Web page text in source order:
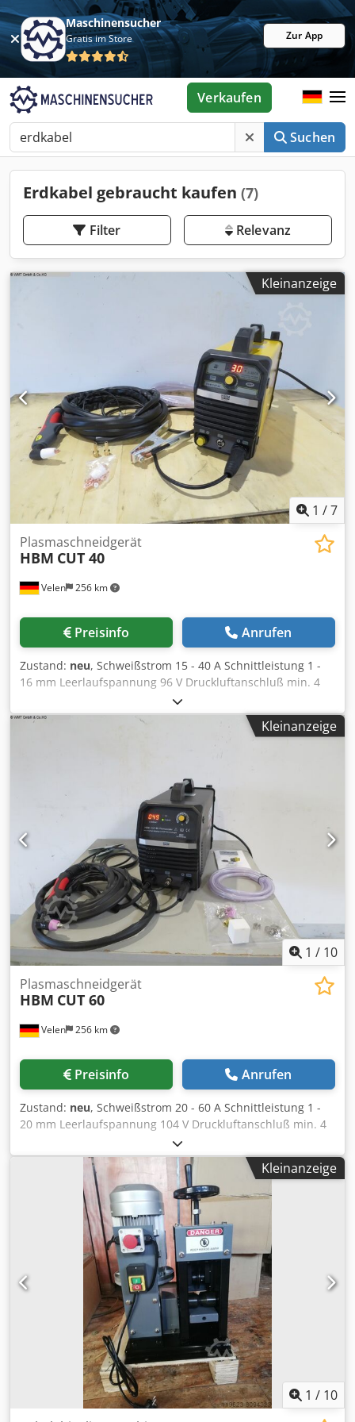
Maschinensucher
Gratis im Store Zur App
Suchen
Verkaufen
Erdkabel gebraucht kaufen (7)
Filter Relevanz
Kleinanzeige
1 /7
Velen 256 km
Plasmaschneidgerät
HBM CUT 40
Preisinfo Anrufen
Zustand: neu, Schweißstrom 15 - 40 A Schnittleistung 1 -
16 mm Leerlaufspannung 96 V Druckluftanschluß min. 4
bar Anschlußleistung 3,6 kW Anschlußspannung 230 V
Dcjdsupxfhspfx Ahhjk Gewicht 9,0 kg Abmessungen LxBxH
371 x 153 x 232 mm Digitalanzeige. Überspannungschutz.
Kleinanzeige
1 / 10
Velen 256 km
Plasmaschneidgerät
HBM CUT 60
Preisinfo Anrufen
Zustand: neu, Schweißstrom 20 - 60 A Schnittleistung 1 -
20 mm Leerlaufspannung 104 V Druckluftanschluß min. 4
bar Anschlußleistung 7,9 kW Anschlußspannung 400 V
Gewicht 16 kg Abmessungen LxBxH 480 x 260 x 360 mm
Digitalanzeige. Überspannungschutz. Plasmabrenner.
Erdkabel. Reduzierventil mit Feuchtigkeitsabscheider.
Ausgestattet mit IGBT-Technologie Dcodpfeupxuvsx Ahhsk
" Wird ohne CEE-Stecker geliefert".
Kleinanzeige
1 / 10